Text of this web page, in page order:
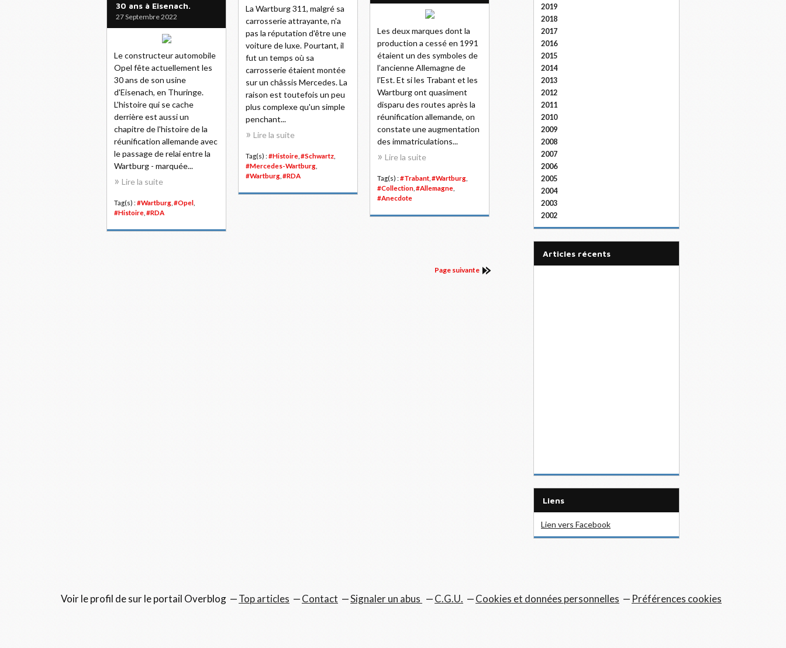
La Wartburg 311, malgré sa
carrosserie attrayante, n'a
pas la réputation d'être une
voiture de luxe. Pourtant, il
fut un temps où sa
carrosserie étaient montée
sur un châssis Mercedes. La
raison est toutefois un peu
plus complexe qu'un simple
penchant...
Lire la suite
Tag(s) : #Histoire #Schwartz
#Mercedes-Wartburg
#Wartburg #RDA
Les deux marques dont la
production a cessé en 1991
étaient un des symboles de
l’ancienne Allemagne de
l’Est. Et si les Trabant et les
Wartburg ont quasiment
disparu des routes après la
réunification allemande, on
constate une augmentation
des immatriculations...
Lire la suite
Tag(s) : #Trabant #Wartburg
#Collection #Allemagne
#Anecdote
30 ans à Eisenach.
27 Septembre 2022
Le constructeur automobile
Opel fête actuellement les
30 ans de son usine
d'Eisenach, en Thuringe.
L'histoire qui se cache
derrière est aussi un
chapitre de l'histoire de la
réunification allemande avec
le passage de relai entre la
Wartburg - marquée...
Lire la suite
Tag(s) : #Wartburg #Opel
#Histoire #RDA
Page suivante
2019
2018
2017
2016
2015
2014
2013
2012
2011
2010
2009
2008
2007
2006
2005
2004
2003
2002
articles récents
Liens
Lien vers Facebook
Voir le profil desur le portail Overblog Top articles Contact Signaler un abus C.G.U. Cookies et données personnelles Préférences cookies